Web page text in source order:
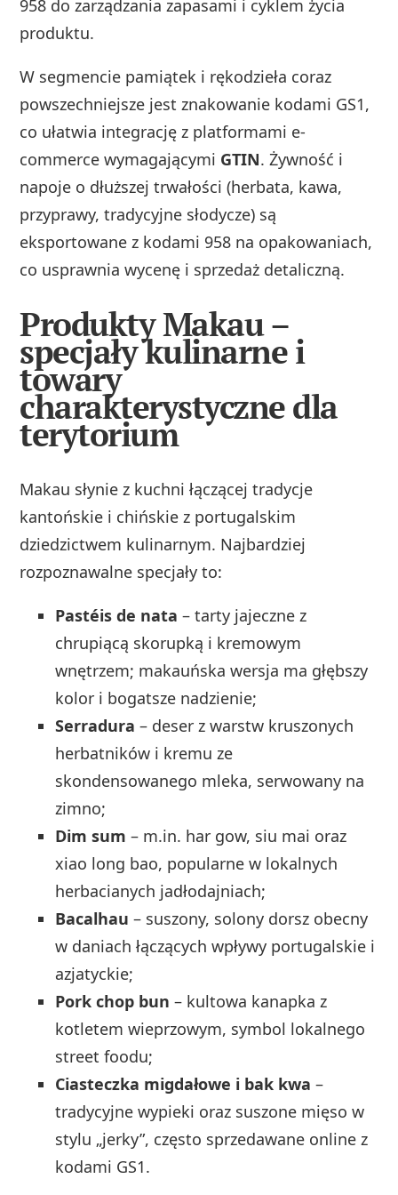
958 do zarządzania zapasami i cyklem życia
produktu.
W segmencie pamiątek i rękodzieła coraz
powszechniejsze jest znakowanie kodami GS1,
co ułatwia integrację z platformami e-
commerce wymagającymi GTIN. Żywność i
napoje o dłuższej trwałości (herbata, kawa,
przyprawy, tradycyjne słodycze) są
eksportowane z kodami 958 na opakowaniach,
co usprawnia wycenę i sprzedaż detaliczną.
Produkty Makau –
specjały kulinarne i
towary
charakterystyczne dla
terytorium
Makau słynie z kuchni łączącej tradycje
kantońskie i chińskie z portugalskim
dziedzictwem kulinarnym. Najbardziej
rozpoznawalne specjały to:
Pastéis de nata – tarty jajeczne z
chrupiącą skorupką i kremowym
wnętrzem; makauńska wersja ma głębszy
kolor i bogatsze nadzienie;
Serradura – deser z warstw kruszonych
herbatników i kremu ze
skondensowanego mleka, serwowany na
zimno;
Dim sum – m.in. har gow, siu mai oraz
xiao long bao, popularne w lokalnych
herbacianych jadłodajniach;
Bacalhau – suszony, solony dorsz obecny
w daniach łączących wpływy portugalskie i
azjatyckie;
Pork chop bun – kultowa kanapka z
kotletem wieprzowym, symbol lokalnego
street foodu;
Ciasteczka migdałowe i bak kwa –
tradycyjne wypieki oraz suszone mięso w
stylu „jerky”, często sprzedawane online z
kodami GS1.